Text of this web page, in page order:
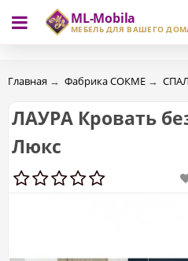
ML-Mobila
МЕБЕЛЬ ДЛЯ ВАШЕГО
RU RO
Главная → Фабрика СОКМЕ →
ЛАУРА Кровать
Люкс